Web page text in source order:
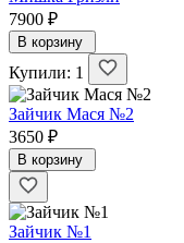
7900 ₽
В корзину
Купили: 1
Зайчик Мася №2
3650 ₽
В корзину
Зайчик №1